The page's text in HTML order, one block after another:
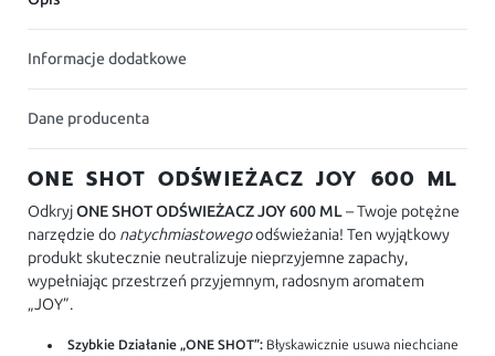
Informacje dodatkowe
Dane producenta
ONE SHOT ODŚWIEŻACZ JOY 600 ML
OdkryjONE SHOT ODŚWIEŻACZ JOY 600 ML– Twoje potężne
narzędzie do natychmiastowegoodświeżania! Ten wyjątkowy
produkt skutecznie neutralizuje nieprzyjemne zapachy,
wypełniając przestrzeń przyjemnym, radosnym aromatem
„JOY”.
Szybkie Działanie „ONE SHOT”: Błyskawicznie usuwa niechciane